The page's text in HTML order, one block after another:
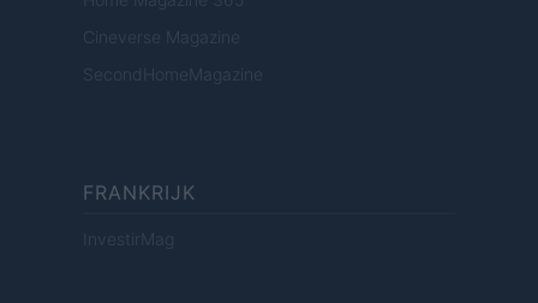
Cineverse Magazine
SecondHomeMagazine
FRANKRIJK
InvestirMag